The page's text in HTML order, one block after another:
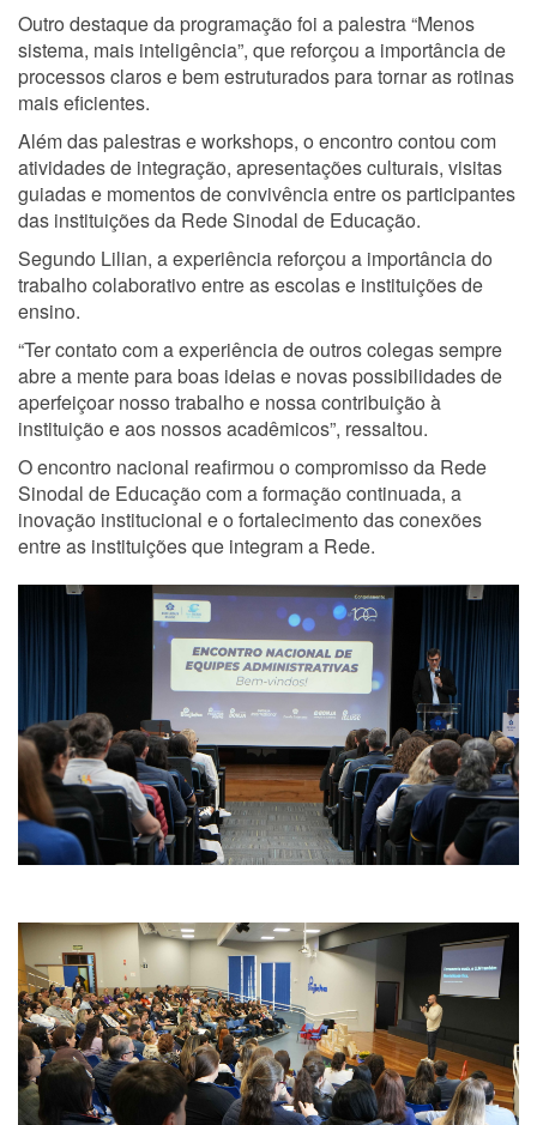
Outro destaque da programação foi a palestra “Menos
sistema, mais inteligência”, que reforçou a importância de
processos claros e bem estruturados para tornar as rotinas
mais eficientes.
Além das palestras e workshops, o encontro contou com
atividades de integração, apresentações culturais, visitas
guiadas e momentos de convivência entre os participantes
das instituições da Rede Sinodal de Educação.
Segundo Lilian, a experiência reforçou a importância do
trabalho colaborativo entre as escolas e instituições de
ensino.
“Ter contato com a experiência de outros colegas sempre
abre a mente para boas ideias e novas possibilidades de
aperfeiçoar nosso trabalho e nossa contribuição à
instituição e aos nossos acadêmicos”, ressaltou.
O encontro nacional reafirmou o compromisso da Rede
Sinodal de Educação com a formação continuada, a
inovação institucional e o fortalecimento das conexões
entre as instituições que integram a Rede.